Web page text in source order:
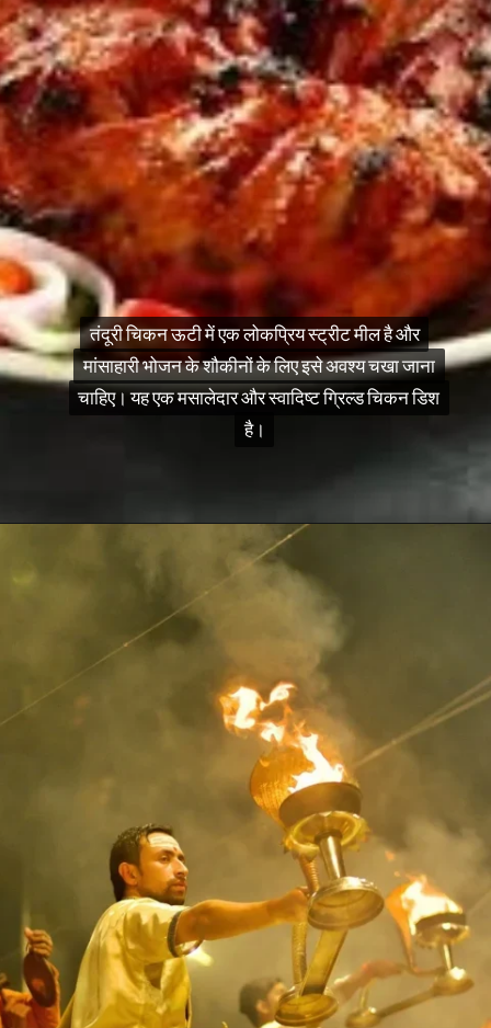
तंदूरी चिकन ऊटी में एक लोकप्रिय स्ट्रीट मील है और
मांसाहारी भोजन के शौकीनों के लिए इसे अवश्य चखा जाना
चाहिए। यह एक मसालेदार और स्वादिष्ट ग्रिल्ड चिकन डिश
है।
तंदूरी चिकन ऊटी में एक लोकप्रिय स्ट्रीट मील है और
मांसाहारी भोजन के शौकीनों के लिए इसे अवश्य चखा जाना
चाहिए। यह एक मसालेदार और स्वादिष्ट ग्रिल्ड चिकन डिश
है।